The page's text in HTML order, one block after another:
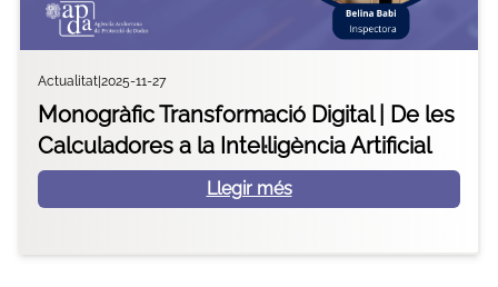
Actualitat 2025-11-27
Monogràfic Transformació Digital | De les
Calculadores a la Intel·ligència Artificial
Llegir més